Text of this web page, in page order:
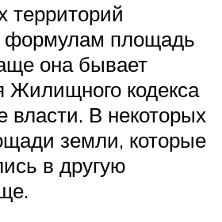
территорий
формулам площадь
она бывает
Жилищного кодекса
В некоторых
земли, которые
в другую